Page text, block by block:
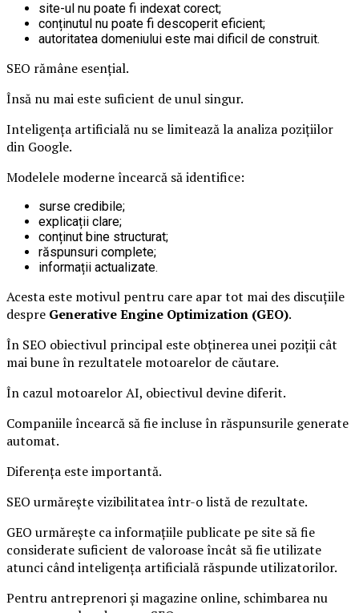
site-ul nu poate fi indexat corect;
conținutul nu poate fi descoperit eficient;
autoritatea domeniului este mai dificil de construit.
SEO rămâne esențial.
Însă nu mai este suficient de unul singur.
Inteligența artificială nu se limitează la analiza pozițiilor
din Google.
Modelele moderne încearcă să identifice:
surse credibile;
explicații clare;
conținut bine structurat;
răspunsuri complete;
informații actualizate.
Acesta este motivul pentru care apar tot mai des discuțiile
despre Generative Engine Optimization (GEO).
În SEO obiectivul principal este obținerea unei poziții cât
mai bune în rezultatele motoarelor de căutare.
În cazul motoarelor AI, obiectivul devine diferit.
Companiile încearcă să fie incluse în răspunsurile generate
automat.
Diferența este importantă.
SEO urmărește vizibilitatea într-o listă de rezultate.
GEO urmărește ca informațiile publicate pe site să fie
considerate suficient de valoroase încât să fie utilizate
atunci când inteligența artificială răspunde utilizatorilor.
Pentru antreprenori și magazine online, schimbarea nu